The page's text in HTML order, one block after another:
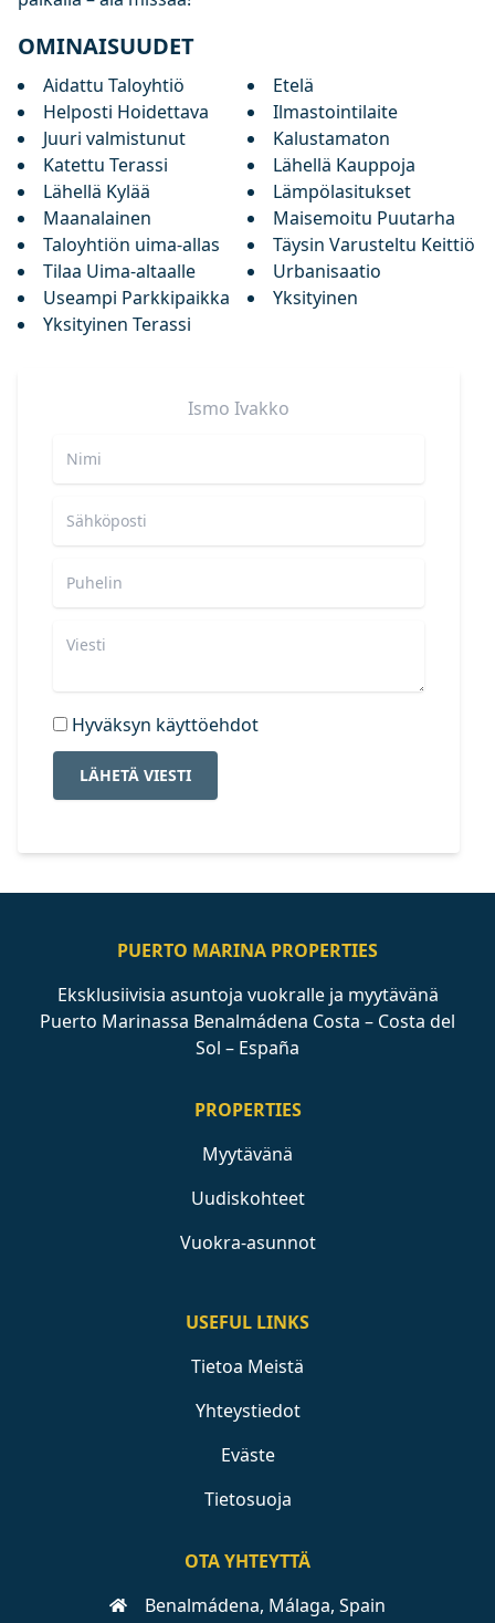
OMINAISUUDET
Aidattu Taloyhtiö
Etelä
Helposti Hoidettava
Ilmastointilaite
Juuri valmistunut
Kalustamaton
Katettu Terassi
Lähellä Kauppoja
Lähellä Kylää
Lämpölasitukset
Maanalainen
Maisemoitu Puutarha
Taloyhtiön uima-allas
Täysin Varusteltu Keittiö
Tilaa Uima-altaalle
Urbanisaatio
Useampi Parkkipaikka
Yksityinen
Yksityinen Terassi
Ismo Ivakko
Hyväksyn käyttöehdot
LÄHETÄ VIESTI
PUERTO MARINA PROPERTIES
Eksklusiivisia asuntoja vuokralle ja myytävänä
Puerto Marinassa Benalmádena Costa – Costa del
Sol – España
PROPERTIES
Myytävänä
Uudiskohteet
Vuokra-asunnot
USEFUL LINKS
Tietoa Meistä
Yhteystiedot
Eväste
Tietosuoja
OTA YHTEYTTÄ
Benalmádena, Málaga, Spain